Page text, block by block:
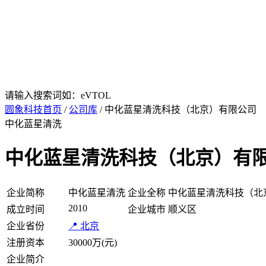
请输入搜索词如：eVTOL
圆象科技首页 / 公司库 / 中化蓝星清洗科技（北京）有限公司
中化蓝星清洗
中化蓝星清洗科技（北京）有
企业简称 中化蓝星清洗 企业全称 中化蓝星清洗科技（北
成立时间
2010 企业城市 顺义区
企业省份
📍 北京
注册资本
30000万(元)
企业简介